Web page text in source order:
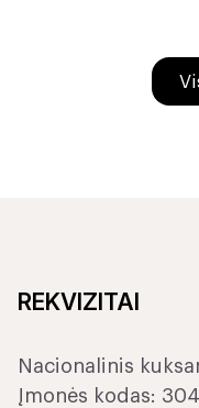
REKVIZITAI
Nacionalinis
Įmonės kodas: